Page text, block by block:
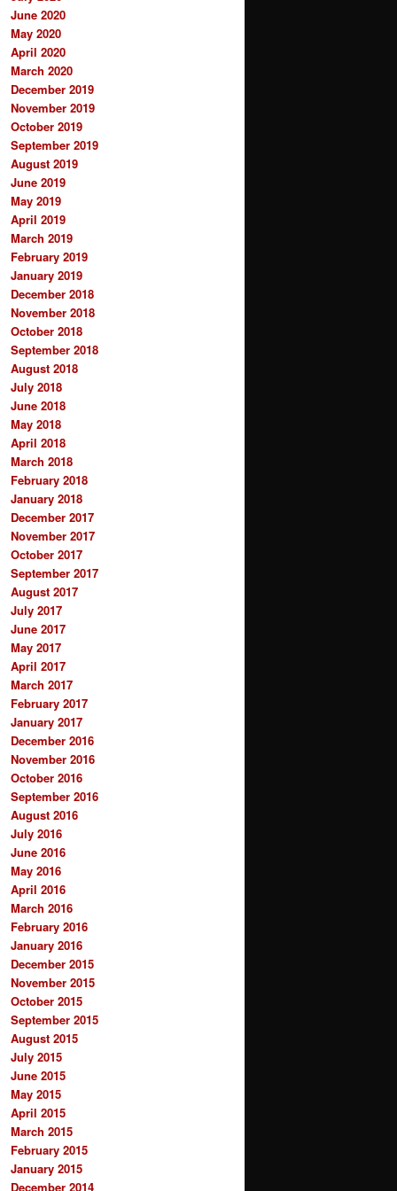
June 2020
May 2020
April 2020
March 2020
December 2019
November 2019
October 2019
September 2019
August 2019
June 2019
May 2019
April 2019
March 2019
February 2019
January 2019
December 2018
November 2018
October 2018
September 2018
August 2018
July 2018
June 2018
May 2018
April 2018
March 2018
February 2018
January 2018
December 2017
November 2017
October 2017
September 2017
August 2017
July 2017
June 2017
May 2017
April 2017
March 2017
February 2017
January 2017
December 2016
November 2016
October 2016
September 2016
August 2016
July 2016
June 2016
May 2016
April 2016
March 2016
February 2016
January 2016
December 2015
November 2015
October 2015
September 2015
August 2015
July 2015
June 2015
May 2015
April 2015
March 2015
February 2015
January 2015
December 2014